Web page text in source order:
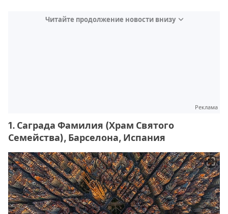
Читайте продолжение новости внизу
Реклама
1. Саграда Фамилия (Храм Святого
Семейства), Барселона, Испания